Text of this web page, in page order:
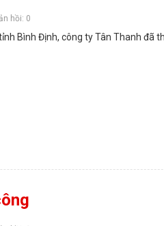
hồi: 0
Bình Định, công ty Tân Thanh đã